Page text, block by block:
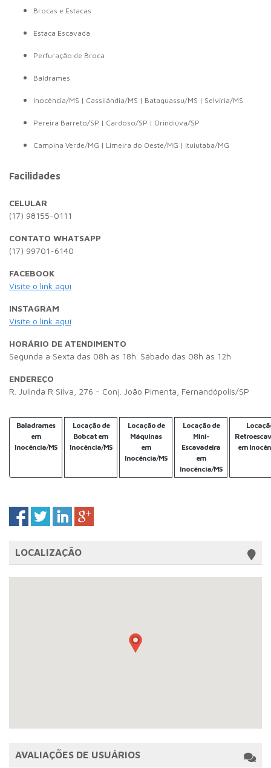
Brocas e Estacas
Estaca Escavada
Perfuração de Broca
Baldrames
Inocência/MS | Cassilândia/MS | Bataguassu/MS | Selvíria/MS
Pereira Barreto/SP | Cardoso/SP | Orindiúva/SP
Campina Verde/MG | Limeira do Oeste/MG | Ituiutaba/MG
Facilidades
CELULAR
(17) 98155-0111
CONTATO WHATSAPP
(17) 99701-6140
FACEBOOK
Visite o link aqui
INSTAGRAM
Visite o link aqui
HORÁRIO DE ATENDIMENTO
Segunda a Sexta das 08h às 18h. Sábado das 08h às 12h
ENDEREÇO
R. Julinda R Silva, 276 - Conj. João Pimenta, Fernandópolis/SP
Baladrames
em
Inocência/MS
Locação de
Bobcat em
Inocência/MS
Locação de
Máquinas
em
Inocência/MS
Locação de
Mini-
Escavadeira
em
Inocência/MS
em
LOCALIZAÇÃO
AVALIAÇÕES DE USUÁRIOS